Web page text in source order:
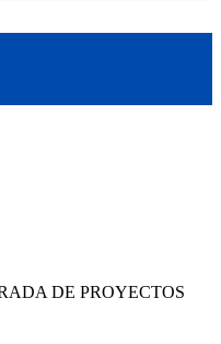
DE PROYECTOS